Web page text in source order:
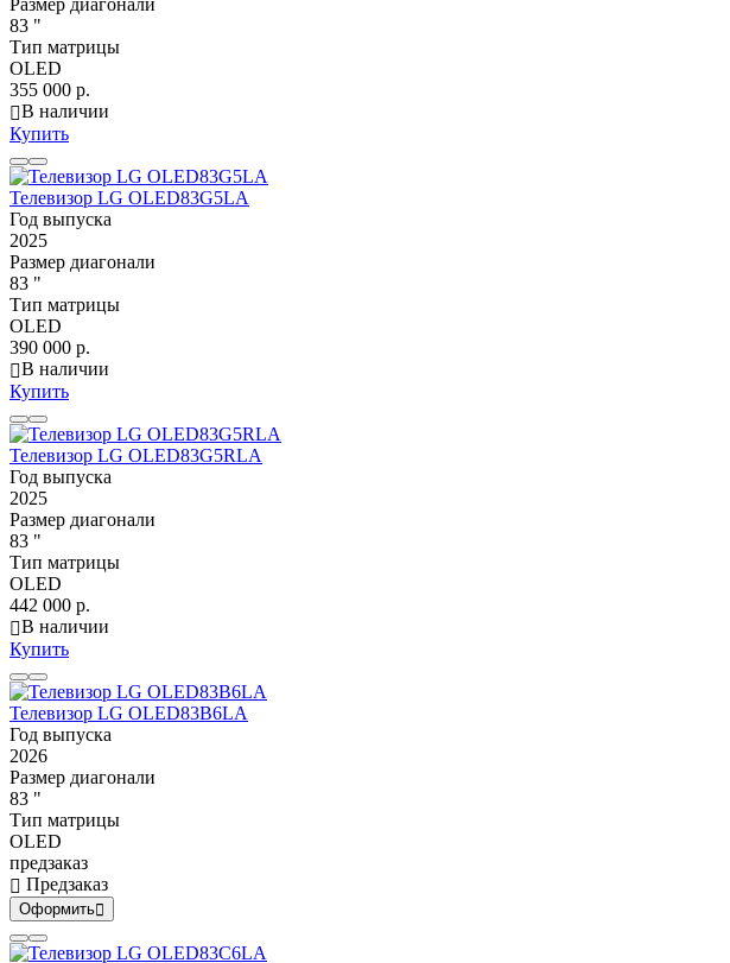
83 "
Тип матрицы
OLED
355 000 р.
В наличии
Купить
Телевизор LG OLED83G5LA
Год выпуска
2025
Размер диагонали
83 "
Тип матрицы
OLED
390 000 р.
В наличии
Купить
Телевизор LG OLED83G5RLA
Год выпуска
2025
Размер диагонали
83 "
Тип матрицы
OLED
442 000 р.
В наличии
Купить
Телевизор LG OLED83B6LA
Год выпуска
2026
Размер диагонали
83 "
Тип матрицы
OLED
предзаказ
Предзаказ
Оформить